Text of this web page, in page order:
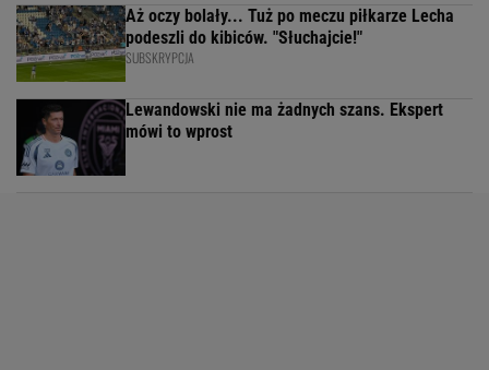
Aż oczy bolały... Tuż po meczu piłkarze Lecha
podeszli do kibiców. "Słuchajcie!"
SUBSKRYPCJA
Lewandowski nie ma żadnych szans. Ekspert
mówi to wprost